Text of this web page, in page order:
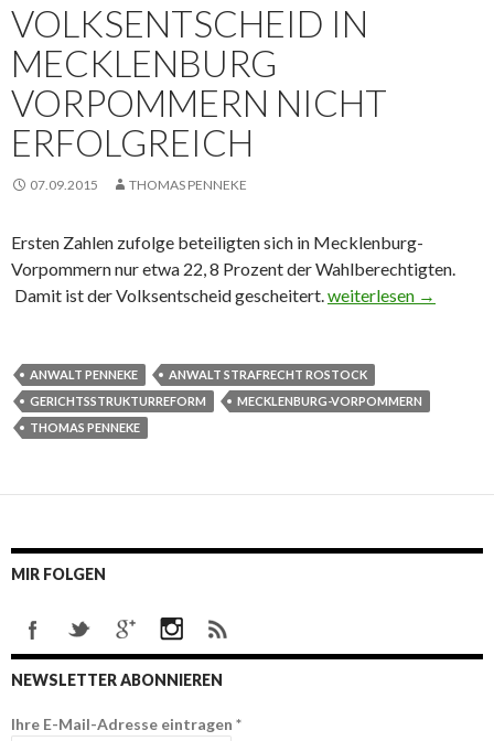
VOLKSENTSCHEID IN
MECKLENBURG
VORPOMMERN NICHT
ERFOLGREICH
07.09.2015 THOMAS PENNEKE
Ersten Zahlen zufolge beteiligten sich in Mecklenburg-
Vorpommern nur etwa 22, 8 Prozent der Wahlberechtigten.
Damit ist der Volksentscheid gescheitert.Volksentscheid in
weiterlesen →
ANWALT PENNEKE
ANWALT STRAFRECHT ROSTOCK
GERICHTSSTRUKTURREFORM
MECKLENBURG-VORPOMMERN
THOMAS PENNEKE
MIR FOLGEN
NEWSLETTER ABONNIEREN
Ihre E-Mail-Adresse eintragen *